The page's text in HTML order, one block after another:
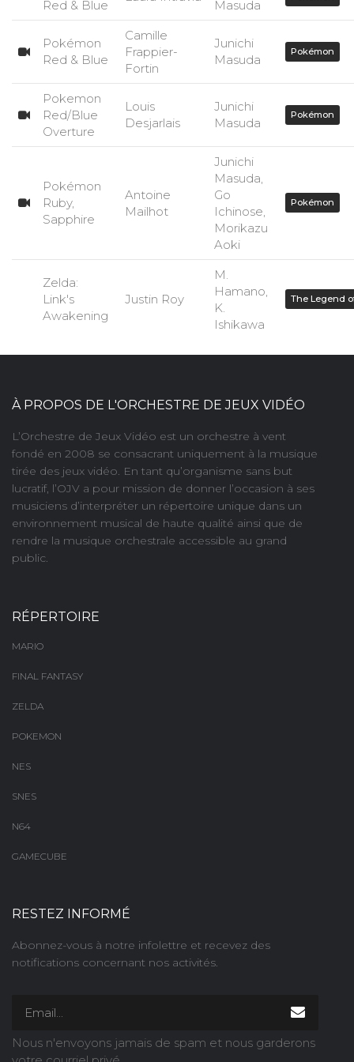
Red & Blue
Masuda
Pokémon
Red & Blue
Camille
Frappier-
Fortin
Junichi
Masuda
Pokémon
Pokemon
Red/Blue
Overture
Louis
Desjarlais
Junichi
Masuda
Pokémon
Pokémon
Ruby,
Sapphire
Antoine
Mailhot
Junichi
Masuda,
Go
Ichinose,
Morikazu
Aoki
Pokémon
Zelda:
Link's
Awakening
Justin Roy
M.
Hamano,
K.
Ishikawa
The Legend
À PROPOS DE L'ORCHESTRE DE JEUX VIDÉO
L’Orchestre de Jeux Vidéo est un orchestre à vent
fondé en 2008 se consacrant uniquement à la musique
tirée des jeux vidéo. En tant qu’organisme sans but
lucratif, l’OJV a pour mission de donner l’occasion à ses
musiciens d’interpréter un répertoire unique dans un
environnement musical de haute qualité ainsi que de
rendre la musique orchestrale accessible au grand
public.
RÉPERTOIRE
MARIO
FINAL FANTASY
ZELDA
POKEMON
NES
SNES
N64
GAMECUBE
RESTEZ INFORMÉ
Abonnez-vous à notre infolettre et recevez des
notifications concernant nos activités.
Nous n'envoyons jamais de spam et nous garderons